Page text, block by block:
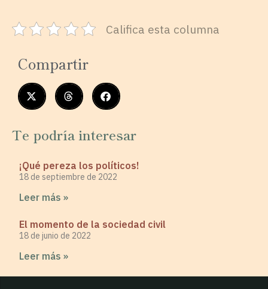
Califica esta columna
Compartir
Te podría interesar
¡Qué pereza los políticos!
18 de septiembre de 2022
Leer más »
El momento de la sociedad civil
18 de junio de 2022
Leer más »